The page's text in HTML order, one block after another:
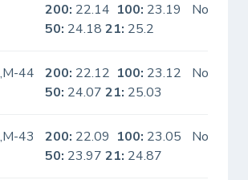
200: 22.14 100: 23.19
50: 24.1821: 25.2
No
44 200: 22.12 100: 23.12
50: 24.0721: 25.03
No
43 200: 22.09 100: 23.05
50: 23.9721: 24.87
No